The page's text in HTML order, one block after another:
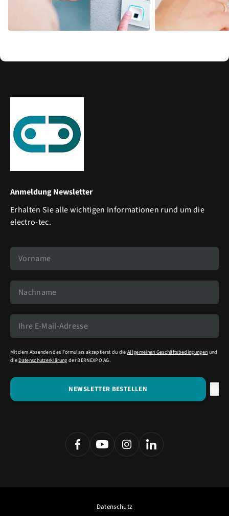
Anmeldung Newsletter
Erhalten Sie alle wichtigen Informationen rund um die
electro-tec.
Mit dem Absenden des Formulars akzeptierst du dieAllgemeinen Geschäftsbedingungen und
die Datenschutzerklärung der BERNEXPO AG.
Datenschutz